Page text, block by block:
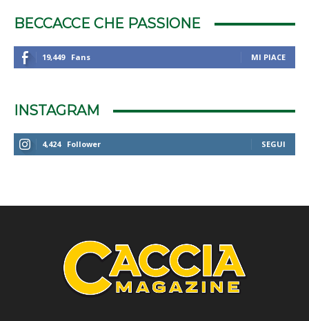
BECCACCE CHE PASSIONE
19,449 Fans MI PIACE
INSTAGRAM
4,424 Follower SEGUI